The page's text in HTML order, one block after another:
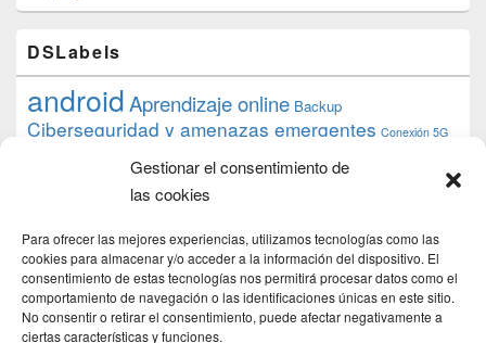
Gestionar el consentimiento de
las cookies
Para ofrecer las mejores experiencias, utilizamos tecnologías como las
cookies para almacenar y/o acceder a la información del dispositivo. El
consentimiento de estas tecnologías nos permitirá procesar datos como el
comportamiento de navegación o las identificaciones únicas en este sitio.
No consentir o retirar el consentimiento, puede afectar negativamente a
ciertas características y funciones.
DSLabels
androidAprendizaje online Backup
Ciberseguridad y amenazas emergentes Conexión 5G
datos debian desarrollo web
Formación Google
iphone
proyecto PS4 python Raspberryraspberrypi
raspbian review Servidor Web Sostenibilidad
tecnológicaTecnología torrent
transmissiontutorial ubuntu server Windows